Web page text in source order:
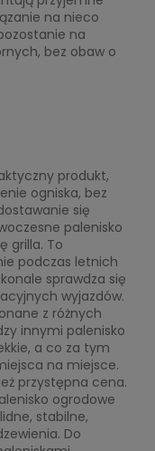
na nieco
na
bez obaw o
produkt,
ogniska, bez
się
palenisko
grilla. To
podczas letnich
sprawdza się
wyjazdów.
z różnych
innymi palenisko
a co za tym
na miejsce.
przystępna cena.
ogrodowe
stabilne,
Do